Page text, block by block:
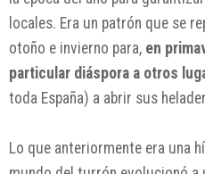
locales. Era un patrón que se
otoño e invierno para, en
particular diáspora a otros
toda España) a abrir sus
Lo que anteriormente era una